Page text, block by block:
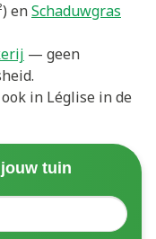
enSchaduwgras
— geen
in Léglise in de
tuin